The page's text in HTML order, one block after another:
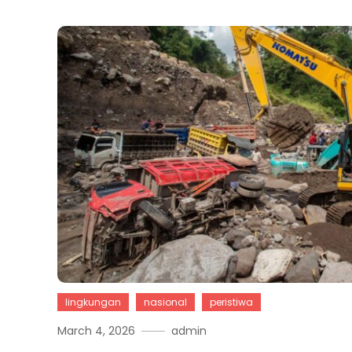
lingkungan nasional peristiwa
March 4, 2026 admin